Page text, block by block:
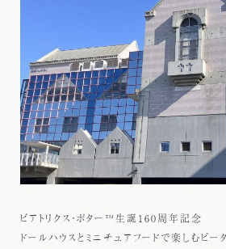
ビアトリクス・ポター™生誕160周年記念
ドールハウスとミニチュアフードで楽しむピー